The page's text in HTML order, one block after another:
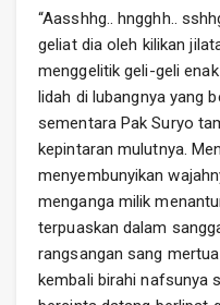
“Aasshhg.. hngghh..
geliat dia oleh kilikan
menggelitik geli-geli
lidah di lubangnya yang
sementara Pak Suryo
kepintaran mulutnya.
menyembunyikan
menganga milik
terpuaskan dalam
rangsangan sang
kembali birahi nafsunya